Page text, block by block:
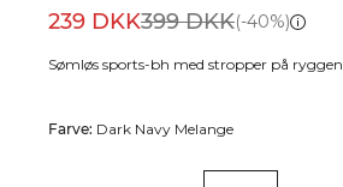
239 DKK399 DKK(-40%)
Sømløs sports-bh med stropper på ryggen
Farve: Dark Navy Melange